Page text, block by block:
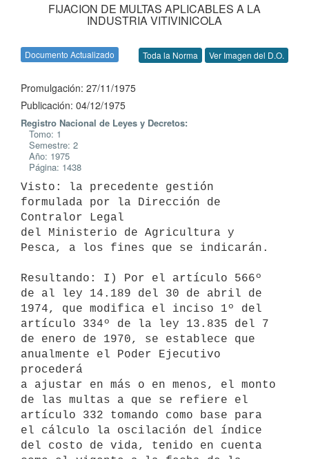
FIJACION DE MULTAS APLICABLES A LA
INDUSTRIA VITIVINICOLA
Documento Actualizado Toda la Norma Ver Imagen del D.O.
Promulgación: 27/11/1975
Publicación: 04/12/1975
Registro Nacional de Leyes y Decretos:
Tomo: 1
Semestre: 2
Año: 1975
Página: 1438
Visto: la precedente gestión
formulada por la Dirección de
Contralor Legal
del Ministerio de Agricultura y
Pesca, a los fines que se indicarán.
Resultando: I) Por el artículo 566º
de al ley 14.189 del 30 de abril de
1974, que modifica el inciso 1º del
artículo 334º de la ley 13.835 del 7
de enero de 1970, se establece que
anualmente el Poder Ejecutivo
procederá
a ajustar en más o en menos, el monto
de las multas a que se refiere el
artículo 332 tomando como base para
el cálculo la oscilación del índice
del costo de vida, tenido en cuenta